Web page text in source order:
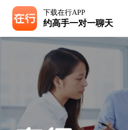
下载在行APP
约高手一对一聊天